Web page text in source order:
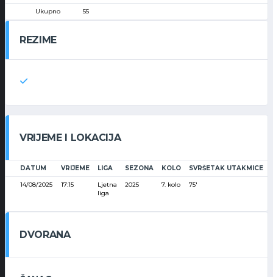
Ukupno 55
REZIME
VRIJEME I LOKACIJA
DATUM VRIJEME LIGA SEZONA KOLO SVRŠETAK UTAKMICE
14/08/2025 17:15
Ljetna
liga
2025 7. kolo 75'
DVORANA